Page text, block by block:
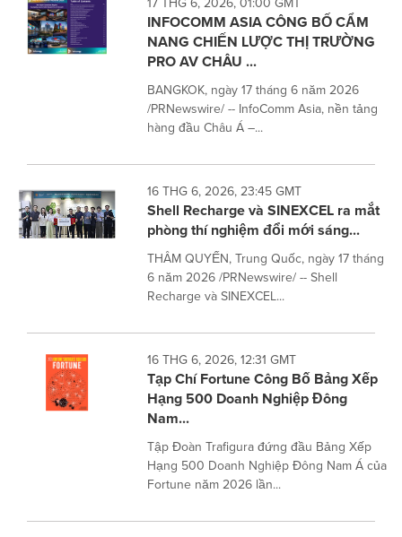
INFOCOMM ASIA CÔNG BỐ CẨM
NANG CHIẾN LƯỢC THỊ TRƯỜNG
PRO AV CHÂU ...
BANGKOK, ngày 17 tháng 6 năm 2026
/PRNewswire/ -- InfoComm Asia, nền tảng
hàng đầu Châu Á –...
16 THG 6, 2026, 23:45 GMT
Shell Recharge và SINEXCEL ra mắt
phòng thí nghiệm đổi mới sáng...
THÂM QUYẾN, Trung Quốc, ngày 17 tháng
6 năm 2026 /PRNewswire/ -- Shell
Recharge và SINEXCEL...
16 THG 6, 2026, 12:31 GMT
Tạp Chí Fortune Công Bố Bảng Xếp
Hạng 500 Doanh Nghiệp Đông
Nam...
Tập Đoàn Trafigura đứng đầu Bảng Xếp
Hạng 500 Doanh Nghiệp Đông Nam Á của
Fortune năm 2026 lần...